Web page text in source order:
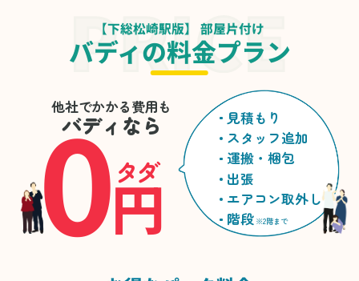
【下総松崎駅版】 部屋片付け
バディの料金プラン
他社でかかる費用も
バディなら
0円
タダ
見積もり
スタッフ追加
運搬・梱包
出張
エアコン取外し
階段 ※2階まで